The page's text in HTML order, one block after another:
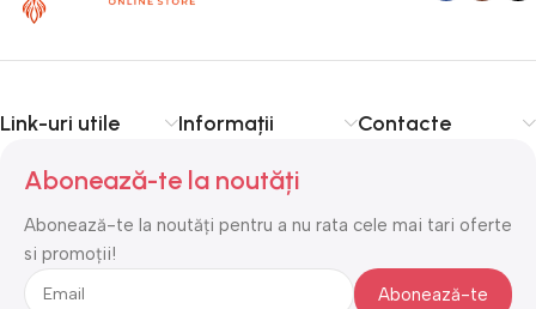
Link-uri utile Informații Contacte
Abonează-te la noutăți
Abonează-te la noutăți pentru a nu rata cele mai tari oferte
si promoții!